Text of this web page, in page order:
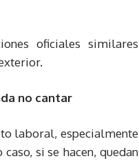
oficiales similares
no cantar
laboral, especialmente
si se hacen, quedan